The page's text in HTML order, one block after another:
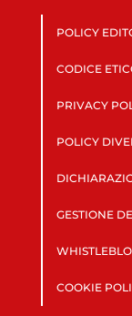
POLICY
CODICE
PRIVACY
POLICY
GESTIONE
COOKIE